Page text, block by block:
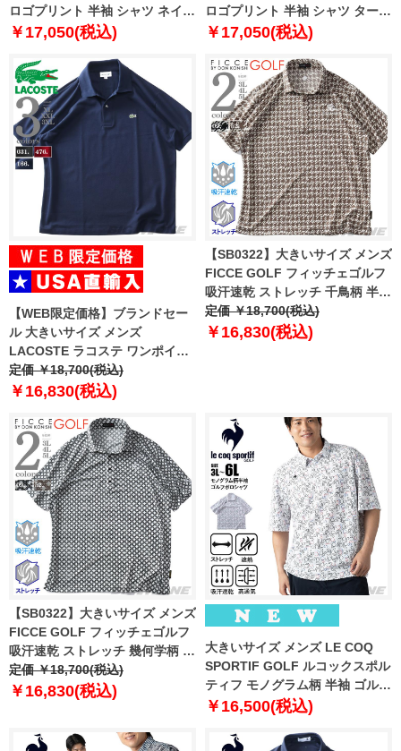
ロゴプリント 半袖 シャツ ネイビ
ー 1278-6241-1 3L 4L 5L 6L
￥17,050(税込)
ロゴプリント 半袖 シャツ ターコ
イズ 1278-6241-2 3L 4L 5L 6L
￥17,050(税込)
【WEB限定価格】ブランドセー
ル 大きいサイズ メンズ
LACOSTE ラコステ ワンポイン
ト 鹿の子 半袖 ポロシャツ USA
直輸入 l1212
定価 ￥18,700(税込)
￥16,830(税込)
【SB0322】大きいサイズ メンズ
FICCE GOLF フィッチェゴルフ
吸汗速乾 ストレッチ 千鳥柄 半袖
ポロシャツ ゴルフウェア
242710
定価 ￥18,700(税込)
￥16,830(税込)
【SB0322】大きいサイズ メンズ
FICCE GOLF フィッチェゴルフ
吸汗速乾 ストレッチ 幾何学柄 半
袖 ポロシャツ ゴルフウェア
242711
定価 ￥18,700(税込)
￥16,830(税込)
大きいサイズ メンズ LE COQ
SPORTIF GOLF ルコックスポル
ティフ モノグラム柄 半袖 ゴルフ
ポロシャツ ストレッチ 吸汗速乾
lg6shsb2m 【fre】
￥16,500(税込)